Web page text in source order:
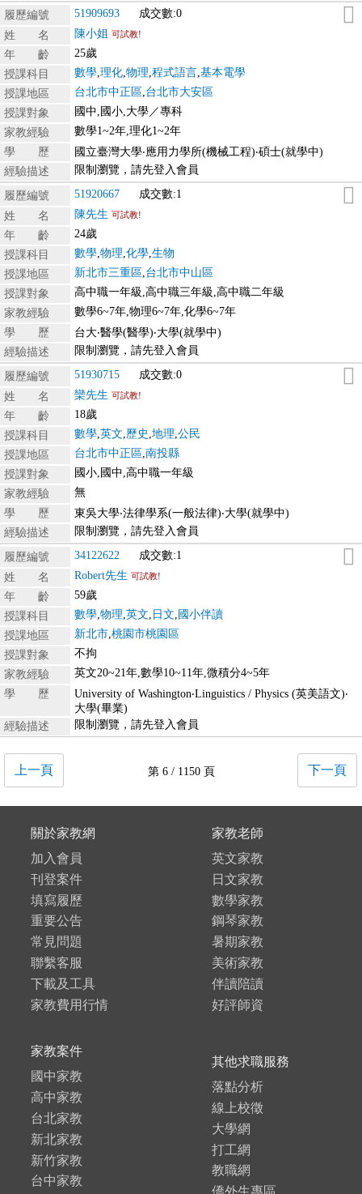
履歷編號 51909693
成交數:0
姓 名
陳小姐 可試教!
年 齡
25歲
授課科目
數學,理化,物理,程式語言,基本電學
授課地區
台北市中正區,台北市大安區
授課對象
國中,國小,大學／專科
家教經驗
數學1~2年,理化1~2年
學 歷
國立臺灣大學‧應用力學所(機械工程)‧碩士(就學中)
經驗描述
限制瀏覽，請先登入會員
履歷編號 51920667
成交數:1
姓 名
陳先生 可試教!
年 齡
24歲
授課科目
數學,物理,化學,生物
授課地區
新北市三重區,台北市中山區
授課對象
高中職一年級,高中職三年級,高中職二年級
家教經驗
數學6~7年,物理6~7年,化學6~7年
學 歷
台大‧醫學(醫學)‧大學(就學中)
經驗描述
限制瀏覽，請先登入會員
履歷編號 51930715
成交數:0
姓 名
欒先生 可試教!
年 齡
18歲
授課科目
數學,英文,歷史 ,地理,公民
授課地區
台北市中正區,南投縣
授課對象
國小,國中,高中職一年級
家教經驗
無
學 歷
東吳大學‧法律學系(一般法律)‧大學(就學中)
經驗描述
限制瀏覽，請先登入會員
履歷編號 34122622
成交數:1
姓 名
Robert先生 可試教!
年 齡
59歲
授課科目
數學,物理,英文, 日文, 國小伴讀
授課地區
新北市,桃園市桃園區
授課對象
不拘
家教經驗
英文20~21年,數學10~11年,微積分4~5年
學 歷
University of Washington‧Linguistics / Physics (英美語文)‧
大學(畢業)
經驗描述
限制瀏覽，請先登入會員
上一頁 第 6 / 1150 頁 下一頁
關於家教網
加入會員
刊登案件
填寫履歷
重要公告
常見問題
聯繫客服
下載及工具
家教費用行情
家教老師
英文家教
日文家教
數學家教
鋼琴家教
暑期家教
美術家教
伴讀陪讀
好評師資
家教案件
國中家教
高中家教
台北家教
新北家教
新竹家教
台中家教
其他求職服務
落點分析
線上校徵
大學網
打工網
教職網